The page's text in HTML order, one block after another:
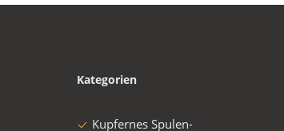
Kategorien
Kupfernes Spulen-